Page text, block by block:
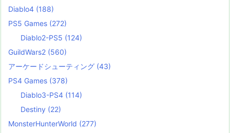
Diablo4 (188)
PS5 Games (272)
Diablo2-PS5 (124)
GuildWars2 (560)
アーケードシューティング (43)
PS4 Games (378)
Diablo3-PS4 (114)
Destiny (22)
MonsterHunterWorld (277)